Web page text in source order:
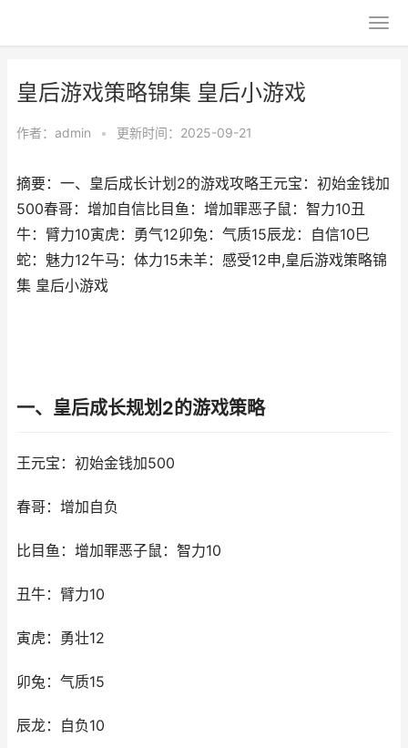
皇后游戏策略锦集 皇后小游戏
作者： admin • 更新时间：2025-09-21
摘要：一、皇后成长计划2的游戏攻略王元宝：初始金钱加
500春哥：增加自信比目鱼：增加罪恶子鼠：智力10丑
牛：臂力10寅虎：勇气12卯兔：气质15辰龙：自信10巳
蛇：魅力12午马：体力15未羊：感受12申,皇后游戏策略锦
集 皇后小游戏
一、皇后成长规划2的游戏策略
王元宝：初始金钱加500
春哥：增加自负
比目鱼：增加罪恶子鼠：智力10
丑牛：臂力10
寅虎：勇壮12
卯兔：气质15
辰龙：自负10